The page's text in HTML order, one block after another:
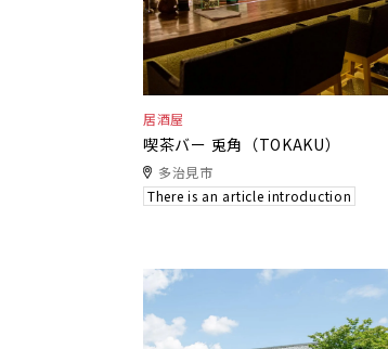
居酒屋
喫茶バー 兎角（TOKAKU）
多治見市
There is an article introduction